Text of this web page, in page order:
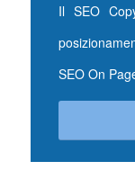
Il SEO
SEO On